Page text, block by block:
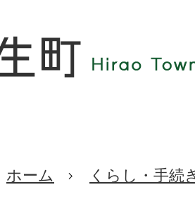
ホーム くらし・手続